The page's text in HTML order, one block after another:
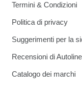
Termini & Condizioni
Politica di privacy
Suggerimenti per la
Recensioni di Autoline
Catalogo dei marchi